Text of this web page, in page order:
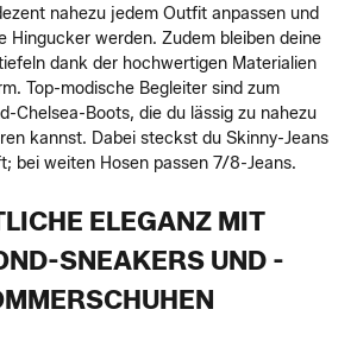
nahezu jedem Outfit anpassen und
Hingucker werden. Zudem bleiben deine
dank der hochwertigen Materialien
Top-modische Begleiter sind zum
Chelsea-Boots, die du lässig zu nahezu
kannst. Dabei steckst du Skinny-Jeans
bei weiten Hosen passen 7/8-Jeans.
ELEGANZ MIT
SNEAKERS UND -